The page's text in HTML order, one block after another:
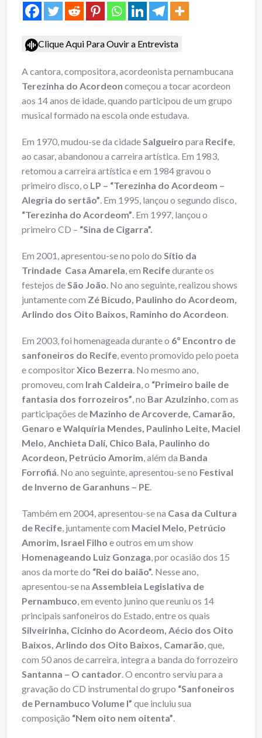
Clique Aqui Para Ouvir a Entrevista
A cantora, compositora, acordeonista pernambucana
Terezinha do Acordeon começou a tocar acordeon
aos 14 anos de idade, quando participou de um grupo
musical formado na escola onde estudava.
Em 1970, mudou-se da cidadeSalgueiro para Recife,
ao casar, abandonou a carreira artística. Em 1983,
retomou a carreira artística e em 1984 gravou o
primeiro disco, o LP – “Terezinha do Acordeom –
Alegria do sertão”. Em 1995, lançou o segundo disco,
“Terezinha do Acordeom”. Em 1997, lançou o
primeiro CD – “Sina de Cigarra”.
Em 2001, apresentou-se no polo do Sítio da
Trindade ­ Casa Amarela, em Recifedurante os
festejos deSão João. No ano seguinte, realizou shows
juntamente com Zé Bicudo, Paulinho do Acordeom,
Arlindo dos Oito Baixos, Raminho do Acordeon.
Em 2003, foi homenageada durante o 6º Encontro de
sanfoneiros do Recife, evento promovido pelo poeta
e compositorXico Bezerra. No mesmo ano,
promoveu, com Irah Caldeira, o “Primeiro baile de
fantasia dos forrozeiros”, no Bar Azulzinho, com as
participações de Mazinho de Arcoverde, Camarão,
Genaro e Walquíria Mendes, Paulinho Leite, Maciel
Melo, Anchieta Dalí, Chico Bala, Paulinho do
Acordeon, Petrúcio Amorim, além da Banda
Forrofiá. No ano seguinte, apresentou-se no Festival
de Inverno de Garanhuns – PE.
Também em 2004, apresentou-se na Casa da Cultura
de Recife, juntamente com Maciel Melo, Petrúcio
Amorim, Israel Filho e outros em um show
Homenageando Luiz Gonzaga, por ocasião dos 15
anos da morte do “Rei do baião”. Nesse ano,
apresentou-se na Assembleia Legislativa de
Pernambuco, em evento junino que reuniu os 14
principais sanfoneiros do Estado, entre os quais
Silveirinha, Cicinho do Acordeom, Aécio dos Oito
Baixos, Arlindo dos Oito Baixos, Camarão, que,
com 50 anos de carreira, integra a banda do forrozeiro
Santanna – O cantador. O encontro serviu para a
gravação do CD instrumental do grupo “Sanfoneiros
de Pernambuco Volume I” que incluiu sua
composição “Nem oito nem oitenta”.